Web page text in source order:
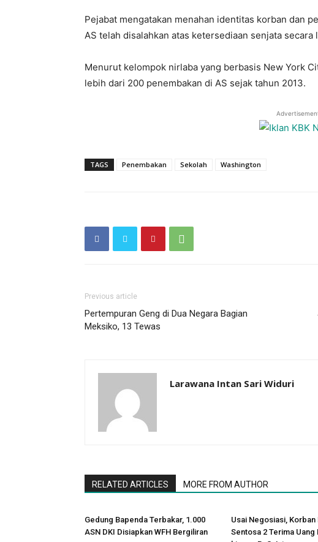
Pejabat mengatakan menahan identitas korban dan
AS telah disalahkan atas ketersediaan senjata secara
Menurut kelompok nirlaba yang berbasis New York
lebih dari 200 penembakan di AS sejak tahun 2013.
TAGS Penembakan Sekolah Washington
Previous article
Pertempuran Geng di Dua Negara Bagian
Meksiko, 13 Tewas
Larawana Intan Sari Widuri
RELATED ARTICLES MORE FROM AUTHOR
Gedung Bapenda Terbakar, 1.000
ASN DKI Disiapkan WFH Bergiliran
Usai Negosiasi, Korban
Sentosa 2 Terima Uang